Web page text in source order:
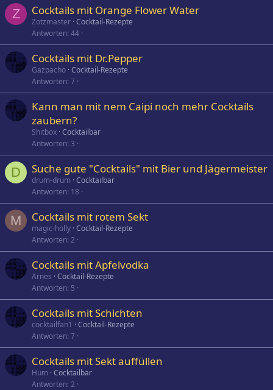
Z Cocktails mit Orange Flower Water
Zotzmaster Cocktail-Rezepte
Antworten 44
Cocktails mit Dr.Pepper
Gazpacho Cocktail-Rezepte
Antworten 7
Kann man mit nem Caipi noch mehr Cocktails
zaubern?
Shitbox Cocktailbar
Antworten 3
D Suche gute "Cocktails" mit Bier und Jägermeister
drum-drum Cocktailbar
Antworten 18
M Cocktails mit rotem Sekt
magic-holly Cocktail-Rezepte
Antworten 2
Cocktails mit Apfelvodka
Arnes Cocktail-Rezepte
Antworten 5
Cocktails mit Schichten
cocktailfan1
Cocktail-Rezepte
Antworten 7
Cocktails mit Sekt auffüllen
Hum Cocktailbar
Antworten 2